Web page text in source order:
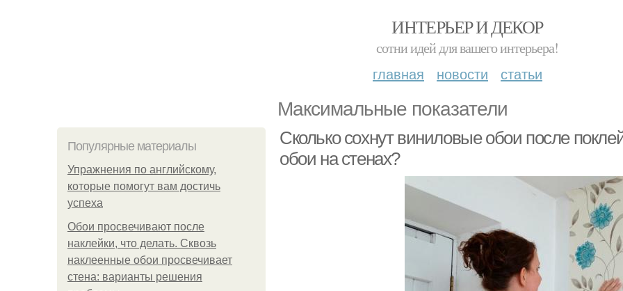
ИНТЕРЬЕР И ДЕКОР
сотни идей для вашего интерьера!
главная новости статьи
Максимальные показатели
Популярные материалы
Упражнения по английскому,
которые помогут вам достичь
успеха
Обои просвечивают после
наклейки, что делать. Сквозь
наклеенные обои просвечивает
стена: варианты решения
Сколько сохнут виниловые обои после
обои на стенах?